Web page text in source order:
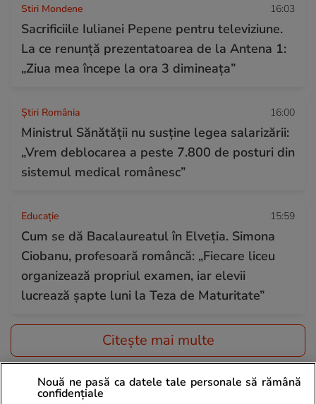
Stiri Mondene 16:03
Sacrificiile Iulianei Pepene pentru televiziune.
La ce renunță prezentatoarea de la Antena 1:
„Ziua mea începe la ora 3 dimineața”
Știri România 16:00
Ministrul Sănătății nu susține legea salarizării:
„Vrem deblocarea a peste 7.800 de posturi din
sistemul medical românesc”
Educație 15:59
Cum se dă Bacalaureatul în Elveția. Simona
Ciobanu, profesoară româncă: „Fiecare liceu
organizează propriul examen, iar elevii
lucrează șapte luni la Teza de Maturitate”
Citește mai multe
TRENDING
Nouă ne pasă ca datele tale personale să rămână
confidențiale